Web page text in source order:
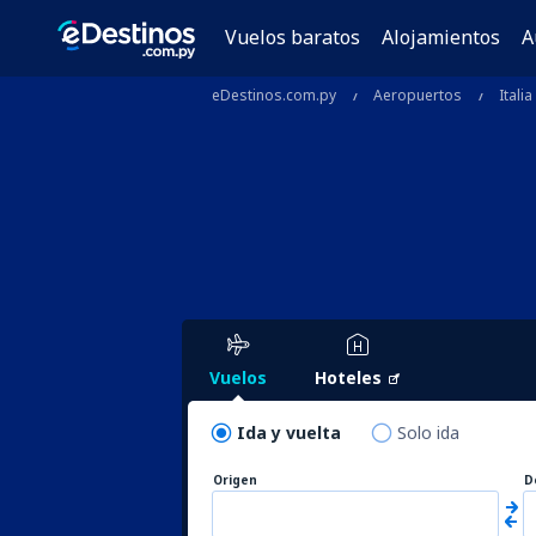
Vuelos baratos Alojamientos
eDestinos.com.py Aeropuertos Italia
Vuelos Hoteles
Ida y vuelta Solo ida
Origen